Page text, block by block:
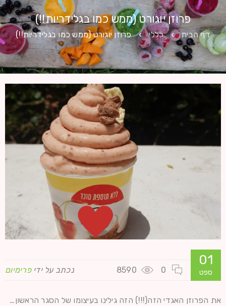
פרוזן יוגורט (ממש כמו בגלידריות!!)
דף הבית › כללי › פרוזן יוגורט (ממש כמו בגלידריות!!)
01
ספט 0
8590 נכתב על ידיפרימיום
את הפרוזן האגדי הזה(!!!) הזה גילינו בעיצומו של הסגר הראשון…